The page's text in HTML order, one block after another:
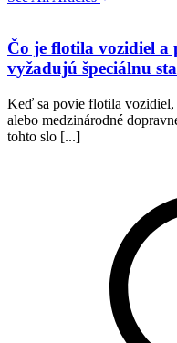
Čo je flotila vozidiel a
vyžadujú špeciálnu
Keď sa povie flotila
alebo medzinárodné
tohto slo [...]